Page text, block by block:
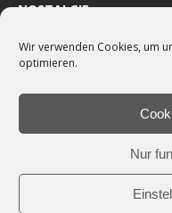
Wir verwenden Cookies, um
optimieren.
Nur
NOSTALGIE